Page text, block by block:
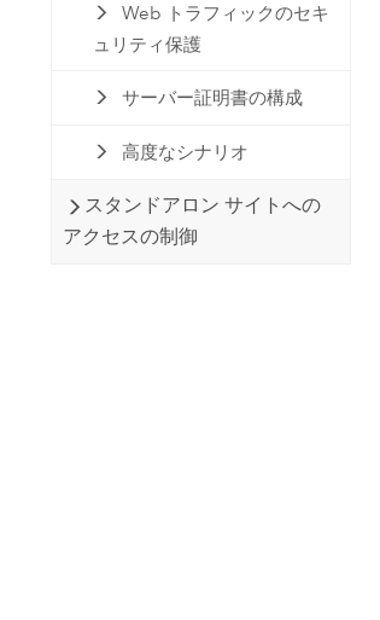
Web トラフィックのセキ
ュリティ保護
サーバー証明書の構成
高度なシナリオ
スタンドアロン サイトへの
アクセスの制御